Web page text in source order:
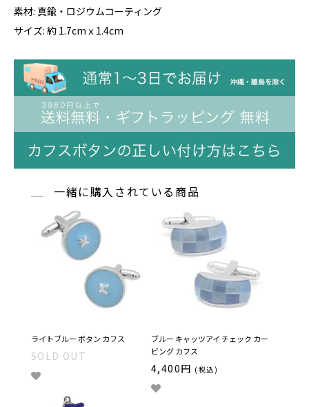
素材: 真鍮・ロジウムコーティング
サイズ: 約 1.7cmｘ1.4cm
一緒に購入されている商品
ライトブルー ボタン カフス
SOLD OUT
ブルー キャッツアイ チェック カー
ビング カフス
4,400円 (税込)